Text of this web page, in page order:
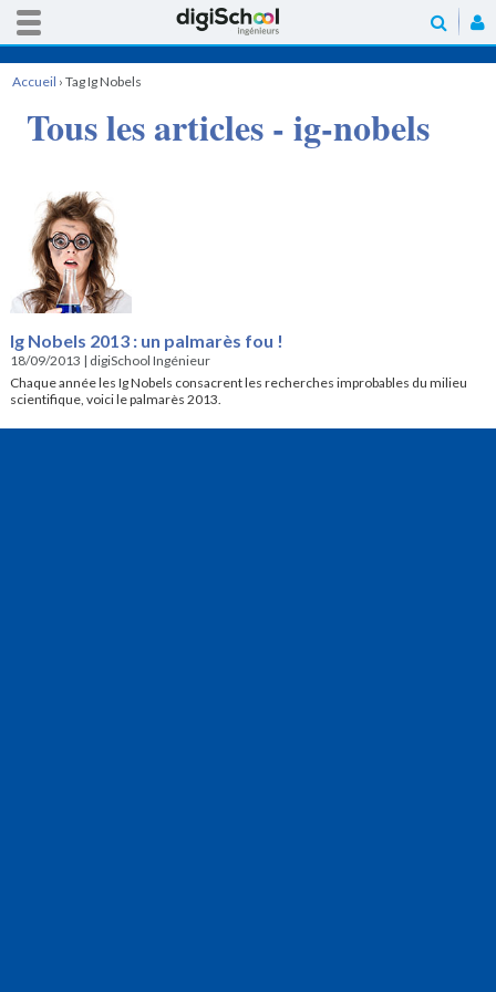
Accueil › Tag Ig Nobels
Tous les articles - ig-nobels
Ig Nobels 2013 : un palmarès fou !
18/09/2013 | digiSchool Ingénieur
Chaque année les Ig Nobels consacrent les recherches improbables du milieu
scientifique, voici le palmarès 2013.